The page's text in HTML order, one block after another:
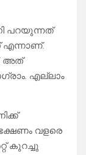
പറയുന്നത്
എന്നാണ്.
അത്
എല്ലാം
വളരെ
കുറച്ചു